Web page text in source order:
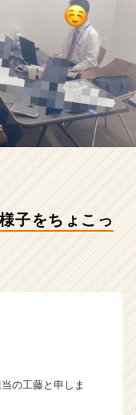
子をちょこっ
の工藤と申しま